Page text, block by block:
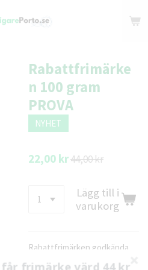
Rabattfrimärke
n 100 gram
PROVA
NYHET
22,00 kr44,00 kr
Lägg till i
varukorg
Rabattfrimärken godkända
för vikt 100 gram.
frimärke värd 44 kr